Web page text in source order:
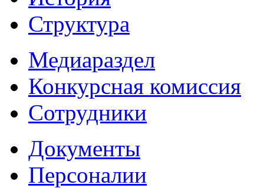
Структура
Медиараздел
Конкурсная комиссия
Сотрудники
Документы
Персоналии